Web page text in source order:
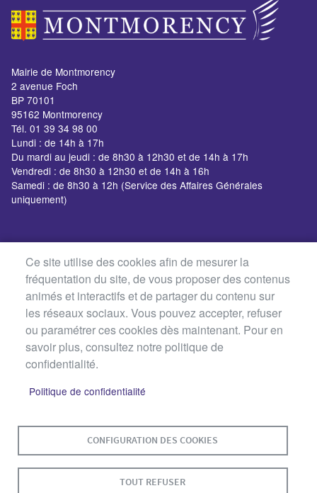
Mairie de Montmorency
2 avenue Foch
BP 70101
95162 Montmorency
Tél. 01 39 34 98 00
Lundi : de 14h à 17h
Du mardi au jeudi : de 8h30 à 12h30 et de 14h à 17h
Vendredi : de 8h30 à 12h30 et de 14h à 16h
Samedi : de 8h30 à 12h (Service des Affaires Générales
uniquement)
Ce site utilise des cookies afin de mesurer la
fréquentation du site, de vous proposer des contenus
animés et interactifs et de partager du contenu sur
les réseaux sociaux. Vous pouvez accepter, refuser
ou paramétrer ces cookies dès maintenant. Pour en
savoir plus, consultez notre politique de
confidentialité.
Politique de confidentialité
CONFIGURATION DES COOKIES
TOUT REFUSER
MENU PLAN DU SITE CONTACT MENTIONS LÉGALES